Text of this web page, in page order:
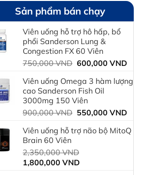
Sản phẩm bán chạy
Viên uống hỗ trợ hô hấp, bổ
phổi Sanderson Lung &
Congestion FX 60 Viên
750,000VND Giá
là:
750,000 VND.
600,000 VNDGiá
tại
Viên uống Omega 3 hàm lượng
cao Sanderson Fish Oil
3000mg 150 Viên
900,000VND Giá
là:
550,000 VNDGiá
tại
Viên uống hỗ trợ não bộ MitoQ
Brain 60 Viên
2,350,000VND
1,800,000 VNDGiá